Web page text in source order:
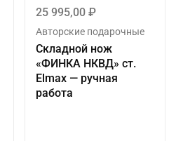
25 995,00 ₽
Авторские подарочные
Складной нож
«ФИНКА НКВД» ст.
Elmax — ручная
работа